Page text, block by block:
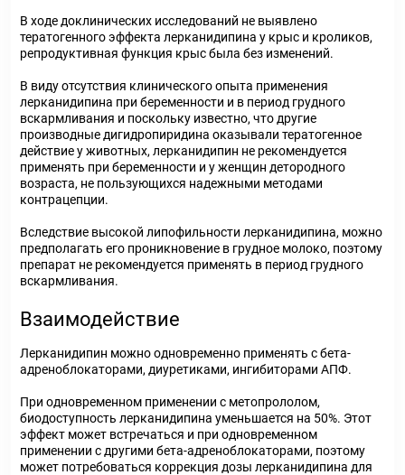
В ходе доклинических исследований не выявлено
тератогенного эффекта лерканидипина у крыс и кроликов,
репродуктивная функция крыс была без изменений.
В виду отсутствия клинического опыта применения
лерканидипина при беременности и в период грудного
вскармливания и поскольку известно, что другие
производные дигидропиридина оказывали тератогенное
действие у животных, лерканидипин не рекомендуется
применять при беременности и у женщин детородного
возраста, не пользующихся надежными методами
контрацепции.
Вследствие высокой липофильности лерканидипина, можно
предполагать его проникновение в грудное молоко, поэтому
препарат не рекомендуется применять в период грудного
вскармливания.
Взаимодействие
Лерканидипин можно одновременно применять с бета-
адреноблокаторами, диуретиками, ингибиторами АПФ.
При одновременном применении с метопрололом,
биодоступность лерканидипина уменьшается на 50%. Этот
эффект может встречаться и при одновременном
применении с другими бета-адреноблокаторами, поэтому
может потребоваться коррекция дозы лерканидипина для